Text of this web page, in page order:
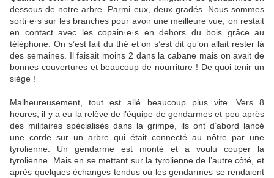
dessous de notre arbre. Parmi eux, deux gradés. Nous sommes
sorti·e·s sur les branches pour avoir une meilleure vue, on restait
en contact avec les copain·e·s en dehors du bois grâce au
téléphone. On s’est fait du thé et on s’est dit qu’on allait rester là
des semaines. Il faisait moins 2 dans la cabane mais on avait de
bonnes couvertures et beaucoup de nourriture ! De quoi tenir un
siège !
Malheureusement, tout est allé beaucoup plus vite. Vers 8
heures, il y a eu la relève de l’équipe de gendarmes et peu après
des militaires spécialisés dans la grimpe, ils ont d’abord lancé
une corde sur un arbre qui était connecté au nôtre par une
tyrolienne. Un gendarme est monté et a voulu couper la
tyrolienne. Mais en se mettant sur la tyrolienne de l’autre côté, et
après quelques échanges tendus où les gendarmes se rendaient